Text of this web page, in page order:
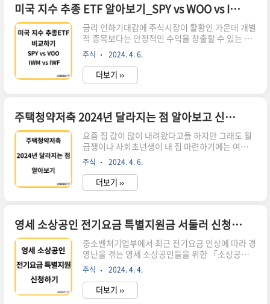
판 관련주 3-1. 와이씨켐 3-2. 필옵틱스 3-3. HB테
크놀러지 3-4. SKC 3-5. 이오테크닉스 4. 마치며
유리기판이란 정의 유리기판은 실리콘 대신 유리를
반도체 패키징의 기판 재료로 사용하는 것을 말합
니다. 일반적으로 알루미노실리케이트 유리가 주
로 사용되는데 실리콘 웨이퍼보다 크기가 크고 평
탄한 표..
미국 지수 추종 ETF 알아보기_SPY vs WOO vs IWM vs IWF
금리 인하기대감에 주식시장이 활황인 가운데 개별
적 종목보다는 안정적인 수익을 창출할 수 있는 지
수를 추종하는 ETF에 대해 알아보겠습니다.지수
추종하는 ETF가 많지만 운용규모도 크고 장기적인
투자관점에서 투자할 만한 EFT 4가지(SPY, WOO,
IWM, IWF)를 비교해 보았습니다.[ 목차 ]1.
4종 수익률 비교 S&P500 지수 추종 ETF : SPY vs
VOO 미국 주식 시장의 전반적인 움직임을 반영하
는 대표하는 지수인 S&P 500을 추종하는 ETF 중
SPY와 VOO에 대해 알아보겠습니다. S&P 500지
수란S&P 500 지수는 국제 신용평가기관인 미국
의 S..
주식 2024. 4. 6.
더보기 ››
주택청약저축 2024년 달라지는 점 알아보고 신청하기
요즘 집 값이 많이 내려왔다고들 하지만 그래도 월
급쟁이나 사회초년생이 내 집 마련하기에는 여전히
부담스러운 금액입니다. 아파트 매매에 필수인 주
택청약저축이 혜택이 달라졌다고 합니다. 2024년
주택청약저축의 달라진 점을 지금부터 알아보시고
신청하셔서 내 집 마련의 꿈을 실현하세요. [ 목차 ]
주택청약저축이란 정의 주택청약저축은 주택을 구
매하고자 하는 사람들이 청약통장에 가입하여 일정
기간 동안 저축함으로써 청약 자격을 얻는 제도입
니다. 이를 통해 새 아파트 분양에 응모할 수 있는
기회를 얻게 됩니다. 종류 주택청약종합저축, 청약
저축, 청약예금, 청약부금 등이 있으나, 현재는 주
택청약종합저축만 신규 ..
주식 2024. 4. 6.
더보기 ››
영세 소상공인 전기요금 특별지원금 서둘러 신청하세요.
중소벤처기업부에서 최근 전기요금 인상에 따라 경
영난을 겪는 영세 소상공인들을 위한 「소상공인
전기요금 특별지원 사업」이 시행된다고 합니다.
지원대상 및 신청방법 등에 대해 정리했으니 해당
하시는지 잘 체크하시고 혜택 받으시기 바랍니다. [
목차 ] 1. 영세 소상공인 전기요금 특별지원사업 목
주식 2024. 4. 4.
더보기 ››